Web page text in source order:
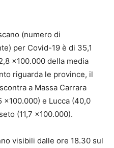
(numero di
per Covid-19 è di 35,1
x100.000 della media
riguarda le province, il
a Massa Carrara
x100.000) e Lucca (40,0
(11,7 x100.000).
visibili dalle ore 18.30 sul